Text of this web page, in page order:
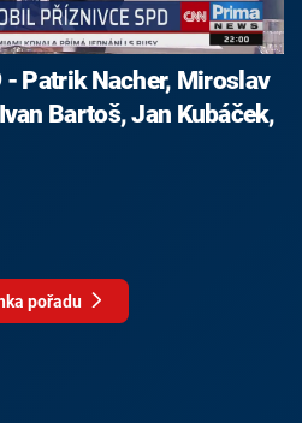
- Patrik Nacher, Miroslav
Bartoš, Jan Kubáček,
pořadu